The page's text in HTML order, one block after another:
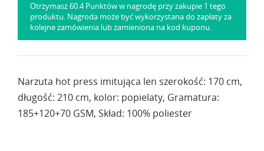
Otrzymasz 60.4 Punktów w nagrodę przy zakupie 1 tego
produktu. Nagroda może być wykorzystana do zapłaty za
kolejne zamówienia lub zamieniona na kod kuponu.
Narzuta hot press imitująca len szerokość: 170 cm,
długość: 210 cm, kolor: popielaty, Gramatura:
185+120+70 GSM, Skład: 100% poliester